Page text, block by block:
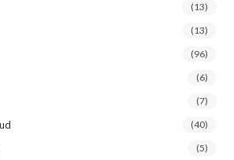
(13)
(13)
(96)
(6)
(7)
(40)
(5)